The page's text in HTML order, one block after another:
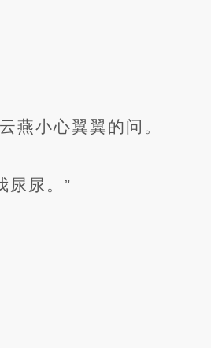
燕小心翼翼的问。
尿尿。”